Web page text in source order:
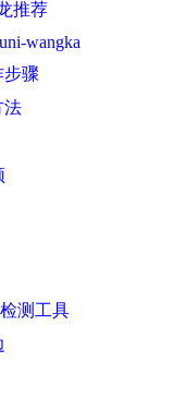
推荐
wangka
骤
法
测工具